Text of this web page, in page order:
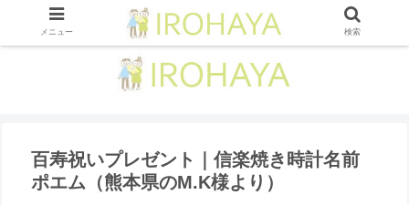
百寿祝いプレゼント｜信楽焼き時計名前
ポエム（熊本県のM.K様より ）
メニュー 検索